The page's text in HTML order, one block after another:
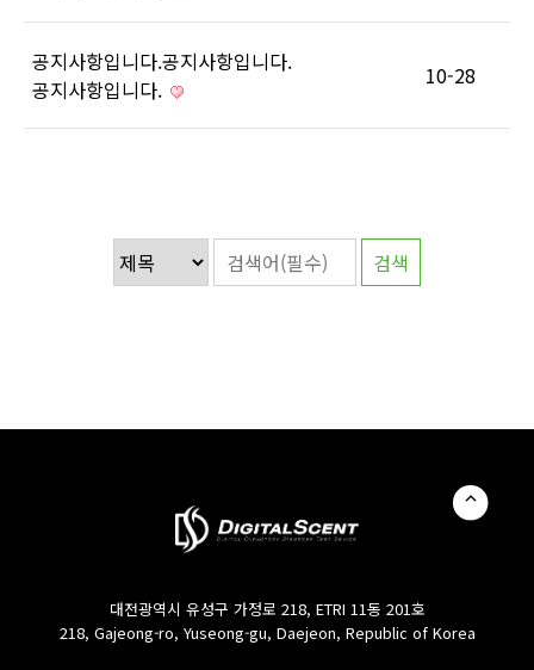
공지사항입니다.공지사항입니다.
공지사항입니다.
10-28
대전광역시 유성구 가정로 218, ETRI 11동 201호
218, Gajeong-ro, Yuseong-gu, Daejeon, Republic of Korea